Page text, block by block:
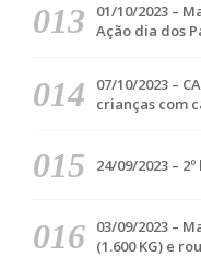
01/10/2023 –
Ação dia dos
07/10/2023 –
crianças com
24/09/2023 –
03/09/2023 –
(1.600 KG) e